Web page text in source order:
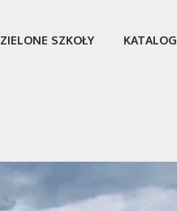
ZIELONE SZKOŁY KATALOG